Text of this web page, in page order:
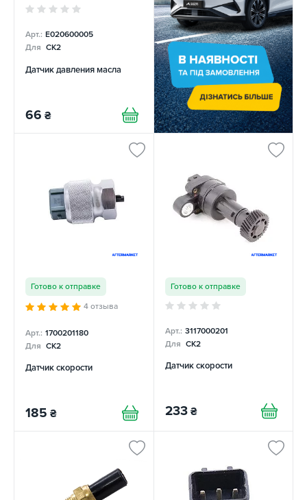
Арт.: E020600005
Для CK2
Датчик давления масла
66 ₴
Готово к отправке
4 отзыва
Арт.: 1700201180
Для CK2
Датчик скорости
185 ₴
Готово к отправке
Арт.: 3117000201
Для CK2
Датчик скорости
233 ₴